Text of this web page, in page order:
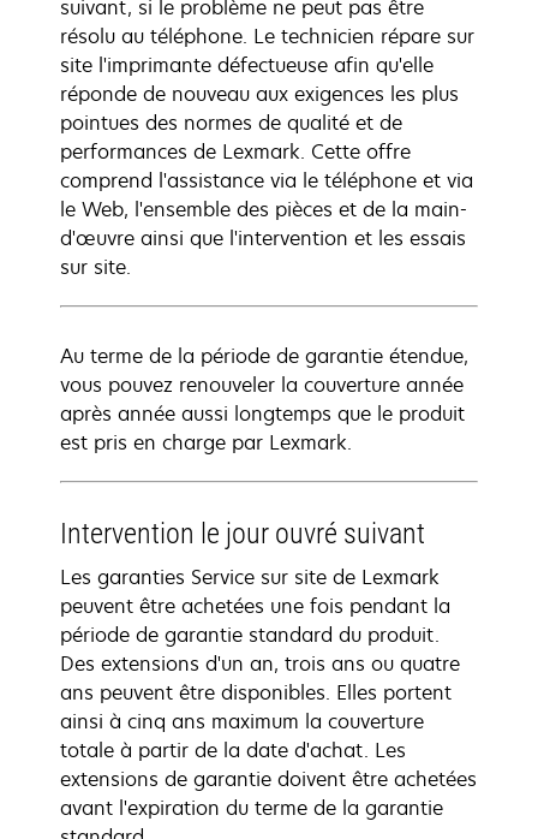
suivant, si le problème ne peut pas être
résolu au téléphone. Le technicien répare sur
site l'imprimante défectueuse afin qu'elle
réponde de nouveau aux exigences les plus
pointues des normes de qualité et de
performances de Lexmark. Cette offre
comprend l'assistance via le téléphone et via
le Web, l'ensemble des pièces et de la main-
d'œuvre ainsi que l'intervention et les essais
sur site.
Au terme de la période de garantie étendue,
vous pouvez renouveler la couverture année
après année aussi longtemps que le produit
est pris en charge par Lexmark.
Intervention le jour ouvré suivant
Les garanties Service sur site de Lexmark
peuvent être achetées une fois pendant la
période de garantie standard du produit.
Des extensions d'un an, trois ans ou quatre
ans peuvent être disponibles. Elles portent
ainsi à cinq ans maximum la couverture
totale à partir de la date d'achat. Les
extensions de garantie doivent être achetées
avant l'expiration du terme de la garantie